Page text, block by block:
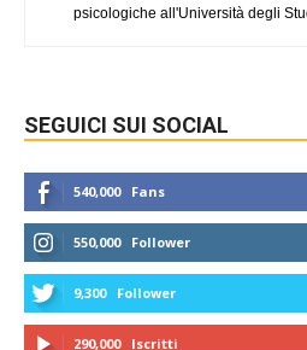
psicologiche all'Università degli
SEGUICI SUI SOCIAL
540,000 Fans
550,000 Follower
9,300 Follower
290,000 Iscritti